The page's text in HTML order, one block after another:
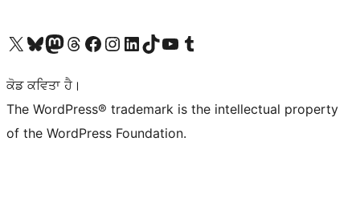
Visit our X (formerly Twitter) account
Visit our Bluesky account
Visit our Mastodon account
Visit our Threads account
Visit our Facebook page
Visit our Instagram account
Visit our LinkedIn account
Visit our TikTok account
Visit our YouTube channel
Visit our Tumblr account
ਕੋਡ ਕਵਿਤਾ ਹੈ।
The WordPress® trademark is the intellectual property
of the WordPress Foundation.